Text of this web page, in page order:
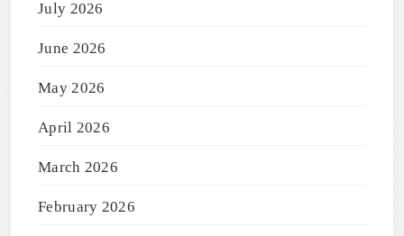
July 2026
June 2026
May 2026
April 2026
March 2026
February 2026